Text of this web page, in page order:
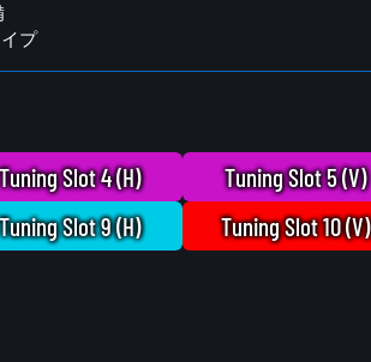
プ
Slot 4 (H)
Tuning Slot 5 (V)
Slot 9 (H) Tuning Slot 10 (V)